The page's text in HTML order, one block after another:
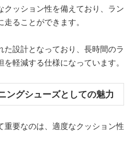
クッション性を備えており、ラン
ることができます。
た設計となっており、長時間のラ
軽減する仕様になっています。
ングシューズとしての魅力
重要なのは、適度なクッション性